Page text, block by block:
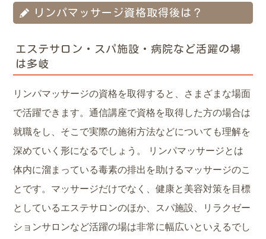
リンパマッサージ資格取得後は？
エステサロン・スパ施設・病院など活躍の場
は多岐
リンパマッサージの資格を取得すると、さまざまな場面
で活躍できます。通信講座で資格を取得した方の場合は
就職をし、そこで実際の施術方法などについても理解を
深めていく形になるでしょう。 リンパマッサージとは
体内に溜まっている毒素の排出を助けるマッサージのこ
とです。マッサージだけでなく、健康と美容対策を目標
としているエステサロンのほか、スパ施設、リラクゼー
ションサロンなど活躍の場は非常に幅広いといえるでし